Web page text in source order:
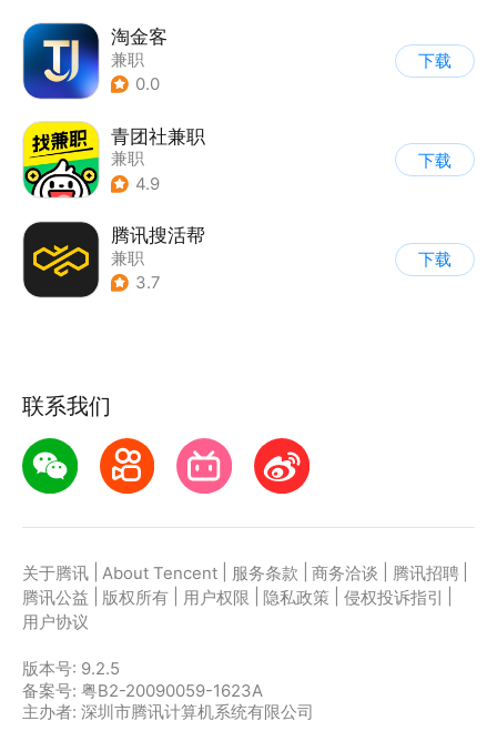
淘金客
兼职
0.0
下载
青团社兼职
兼职
4.9
下载
腾讯搜活帮
兼职
3.7
下载
联系我们
关于腾讯 About Tencent 服务条款 商务洽谈 腾讯招聘
腾讯公益
版权所有 用户权限 隐私政策 侵权投诉指引
用户协议
版本号: 9.2.5
备案号: 粤B2-20090059-1623A
主办者: 深圳市腾讯计算机系统有限公司